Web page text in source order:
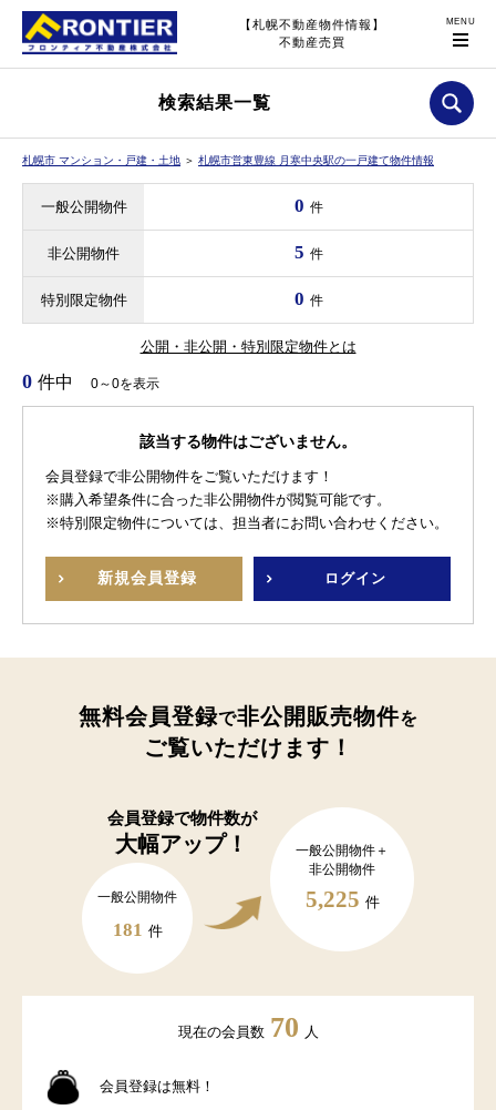
【札幌不動産物件情報】
不動産売買
検索結果一覧
札幌市 マンション・戸建・土地 ＞ 札幌市営東豊線 月寒中央駅の一戸建て物件情報
一般公開物件 0 件
非公開物件 5 件
特別限定物件 0 件
公開・非公開・特別限定物件とは
0 件中 0～0を表示
該当する物件はございません。
会員登録で非公開物件をご覧いただけます！
※購入希望条件に合った非公開物件が閲覧可能です。
※特別限定物件については、担当者にお問い合わせください。
新規会員登録 ログイン
無料会員登録で非公開販売物件を
ご覧いただけます！
会員登録で物件数が
大幅アップ！
一般公開物件
181 件
一般公開物件＋
非公開物件
5,225 件
現在の会員数 70 人
会員登録は無料！